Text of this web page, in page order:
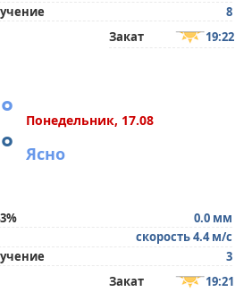
8
Закат 19:22
Понедельник, 17.08
Ясно
0.0 мм
скорость 4.4 м/с
3
Закат 19:21